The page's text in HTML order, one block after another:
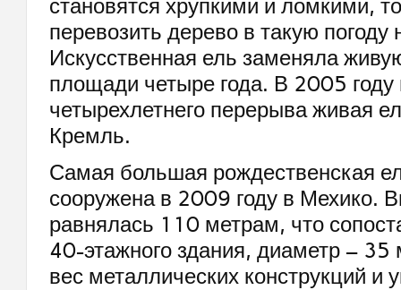
становятся хрупкими и ломкими,
перевозить дерево в такую
Искусственная ель заменяла
площади четыре года. В 2005 году
четырехлетнего перерыва живая
Кремль.
Самая большая рождественская
сооружена в 2009 году в Мехико.
равнялась 110 метрам, что
40-этажного здания, диаметр –
вес металлических конструкций и